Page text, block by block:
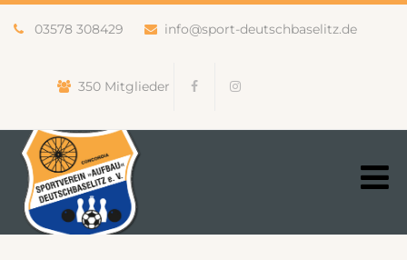
03578 308429 info@sport-deutschbaselitz.de
350 Mitglieder